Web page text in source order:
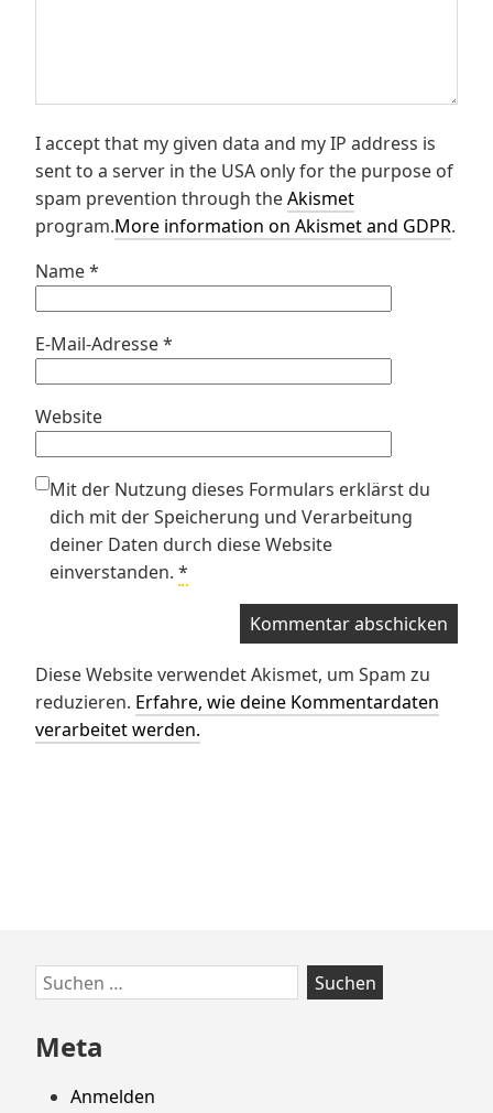
I accept that my given data and my IP address is
sent to a server in the USA only for the purpose of
spam prevention through theAkismet
program.More information on Akismet and GDPR.
Name*
E-Mail-Adresse*
Website
Mit der Nutzung dieses Formulars erklärst du
dich mit der Speicherung und Verarbeitung
deiner Daten durch diese Website
einverstanden. *
Diese Website verwendet Akismet, um Spam zu
reduzieren. Erfahre, wie deine Kommentardaten
verarbeitet werden.
Zum
Footer
springen
Suchen
nach:
Meta
Anmelden